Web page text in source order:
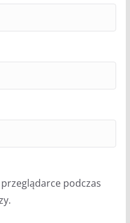
podczas